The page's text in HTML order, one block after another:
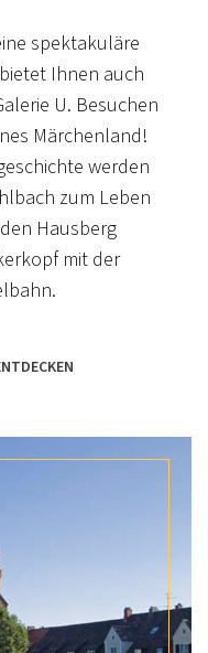
spektakuläre
Ihnen auch
U. Besuchen
Märchenland!
werden
zum Leben
Hausberg
mit der